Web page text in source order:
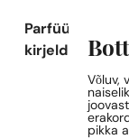
Parfüümi
kirjeldus
Võluv,
pikka